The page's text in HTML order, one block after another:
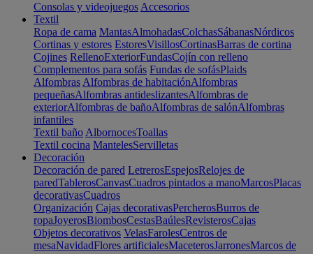
Consolas y videojuegos Accesorios
Textil
Ropa de cama MantasAlmohadasColchasSábanasNórdicos
Cortinas y estores EstoresVisillosCortinasBarras de cortina
Cojines RellenoExteriorFundasCojín con relleno
Complementos para sofás Fundas de sofásPlaids
Alfombras Alfombras de habitaciónAlfombras
pequeñasAlfombras antideslizantesAlfombras de
exteriorAlfombras de bañoAlfombras de salónAlfombras
infantiles
Textil baño AlbornocesToallas
Textil cocina MantelesServilletas
Decoración
Decoración de pared LetrerosEspejosRelojes de
paredTablerosCanvasCuadros pintados a manoMarcosPlacas
decorativasCuadros
Organización Cajas decorativasPercherosBurros de
ropaJoyerosBiombosCestasBaúlesRevisterosCajas
Objetos decorativos VelasFarolesCentros de
mesaNavidadFlores artificialesMaceterosJarronesMarcos de